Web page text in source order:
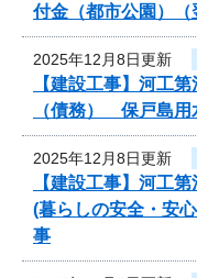
付金（都市公園）
2025年12月8日更新
【建設工事】河工
（債務） 保戸島用
2025年12月8日更新
【建設工事】河工
(暮らしの安全・安
事